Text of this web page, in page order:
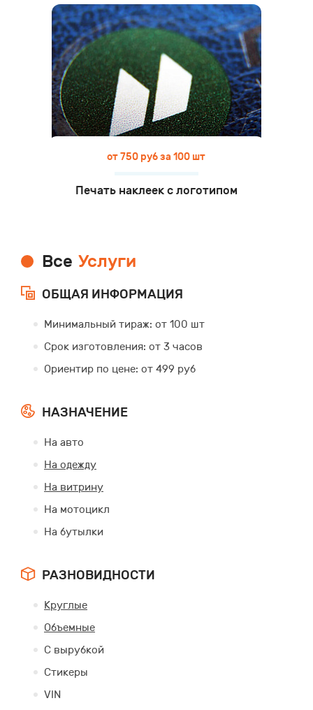
от 750 руб за 100 шт
Печать наклеек с логотипом
Все Услуги
ОБЩАЯ ИНФОРМАЦИЯ
Минимальный тираж: от 100 шт
Срок изготовления: от 3 часов
Ориентир по цене: от 499 руб
НАЗНАЧЕНИЕ
На авто
На одежду
На витрину
На мотоцикл
На бутылки
РАЗНОВИДНОСТИ
Круглые
Объемные
С вырубкой
Стикеры
VIN